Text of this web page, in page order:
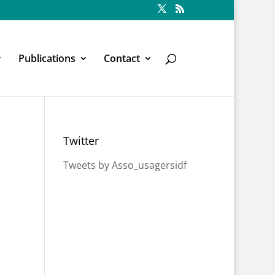
Publications Contact
Twitter
Tweets by Asso_usagersidf